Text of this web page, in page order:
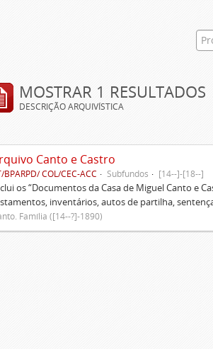
MOSTRAR 1 RESULTADOS
DESCRIÇÃO ARQUIVÍSTICA
Canto e Castro
BPARPD/ COL/CEC-ACC Subfundos [14--]-[18--]
os “Documentos da Casa de Miguel Canto e
inventários, autos de partilha,
Família ([14--?]-1890)